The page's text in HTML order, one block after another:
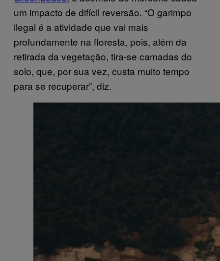
um impacto de difícil reversão. “O garimpo
ilegal é a atividade que vai mais
profundamente na floresta, pois, além da
retirada da vegetação, tira-se camadas do
solo, que, por sua vez, custa muito tempo
para se recuperar”, diz.